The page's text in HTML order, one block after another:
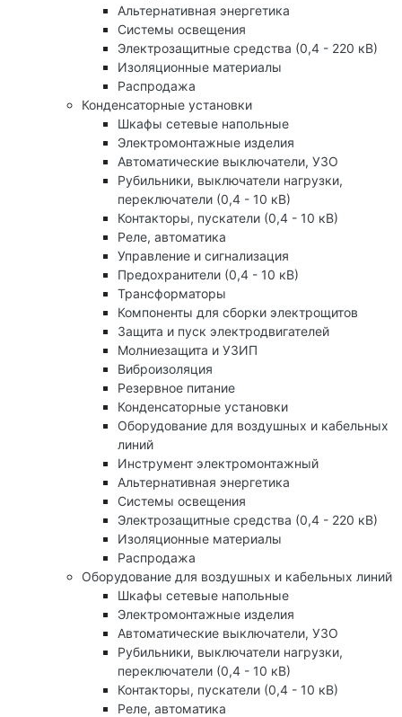
Альтернативная энергетика
Системы освещения
Электрозащитные средства (0,4 - 220 кВ)
Изоляционные материалы
Распродажа
Конденсаторные установки
Шкафы сетевые напольные
Электромонтажные изделия
Автоматические выключатели, УЗО
Рубильники, выключатели нагрузки,
переключатели (0,4 - 10 кВ)
Контакторы, пускатели (0,4 - 10 кВ)
Реле, автоматика
Управление и сигнализация
Предохранители (0,4 - 10 кВ)
Трансформаторы
Компоненты для сборки электрощитов
Защита и пуск электродвигателей
Молниезащита и УЗИП
Виброизоляция
Резервное питание
Конденсаторные установки
Оборудование для воздушных и кабельных
линий
Инструмент электромонтажный
Альтернативная энергетика
Системы освещения
Электрозащитные средства (0,4 - 220 кВ)
Изоляционные материалы
Распродажа
Оборудование для воздушных и кабельных линий
Шкафы сетевые напольные
Электромонтажные изделия
Автоматические выключатели, УЗО
Рубильники, выключатели нагрузки,
переключатели (0,4 - 10 кВ)
Контакторы, пускатели (0,4 - 10 кВ)
Реле, автоматика